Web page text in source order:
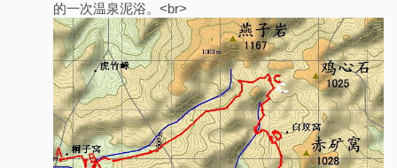
的一次温泉泥浴。<br>